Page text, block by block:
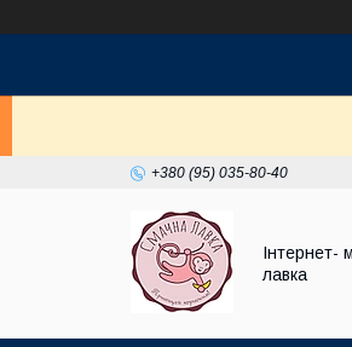
+380 (95) 035-80-40
Інтернет-
лавка